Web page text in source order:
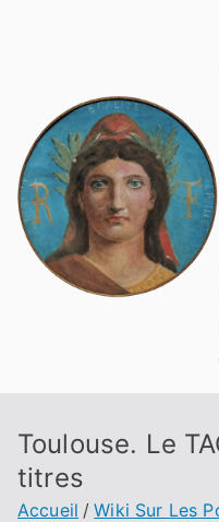
Toulouse. Le
titres
Accueil
Wiki Sur Les